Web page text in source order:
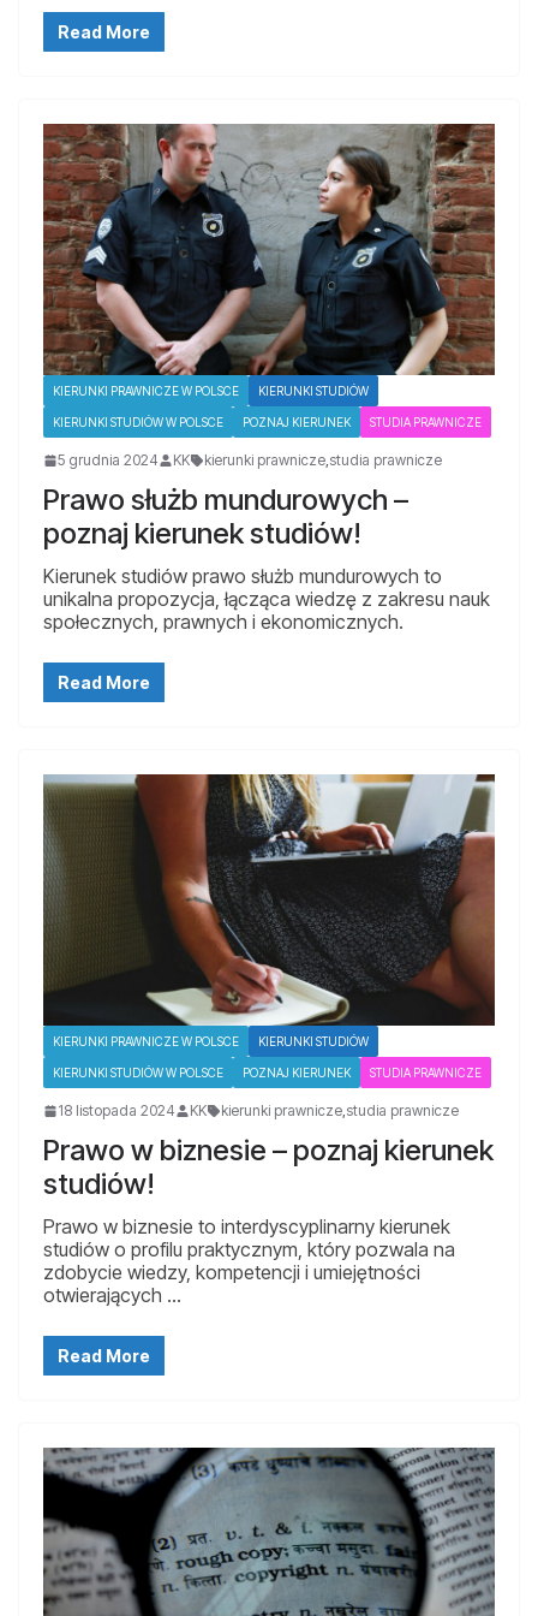
Read More
KIERUNKI PRAWNICZE W POLSCE KIERUNKI STUDIÓW
KIERUNKI STUDIÓW W POLSCE POZNAJ KIERUNEK STUDIA PRAWNICZE
5 grudnia 2024 KK kierunki prawnicze studia prawnicze
Prawo służb mundurowych –
poznaj kierunek studiów!
Kierunek studiów prawo służb mundurowych to
unikalna propozycja, łącząca wiedzę z zakresu nauk
społecznych, prawnych i ekonomicznych.
Read More
KIERUNKI PRAWNICZE W POLSCE KIERUNKI STUDIÓW
KIERUNKI STUDIÓW W POLSCE POZNAJ KIERUNEK STUDIA PRAWNICZE
18 listopada 2024 KK kierunki prawnicze studia prawnicze
Prawo w biznesie – poznaj kierunek
studiów!
Prawo w biznesie to interdyscyplinarny kierunek
studiów o profilu praktycznym, który pozwala na
zdobycie wiedzy, kompetencji i umiejętności
otwierających …
Read More